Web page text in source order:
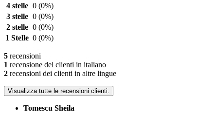
4 stelle 0 (0%)
3 stelle 0 (0%)
2 stelle 0 (0%)
1 Stelle 0 (0%)
5 recensioni
1 recensione dei clienti in italiano
2 recensioni dei clienti in altre lingue
Visualizza tutte le recensioni clienti.
Tomescu Sheila